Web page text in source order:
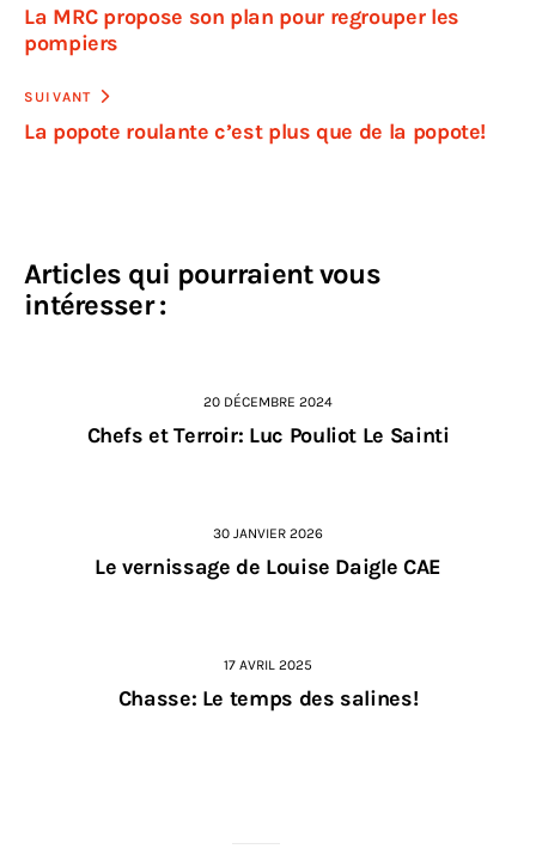
La MRC propose son plan pour regrouper les
pompiers
SUIVANT
La popote roulante c’est plus que de la popote!
Articles qui pourraient vous
intéresser :
20 DÉCEMBRE 2024
Chefs et Terroir: Luc Pouliot Le Sainti
30 JANVIER 2026
Le vernissage de Louise Daigle CAE
17 AVRIL 2025
Chasse: Le temps des salines!